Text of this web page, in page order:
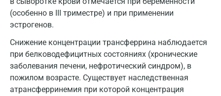
(особенно в III триместре) и при применении
эстрогенов.
Снижение концентрации трансферрина наблюдается
при белководефицитных состояниях (хронические
заболевания печени, нефротический синдром), в
пожилом возрасте. Существует наследственная
атрансферринемия при которой концентрация
Королев
Котельники
Красногорск
Краснодар